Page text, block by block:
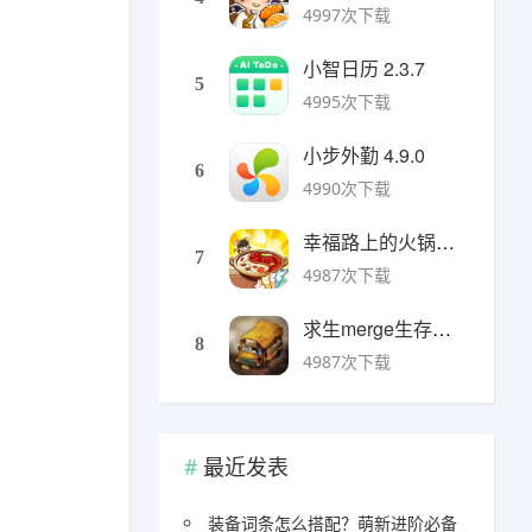
4997次下载
5
小智日历 2.3.7
4995次下载
6
小步外勤 4.9.0
4990次下载
7
幸福路上的火锅店官方版 v5.3.5安卓版
4987次下载
8
求生merge生存之地手机版 v1.48.0安卓版
4987次下载
最近发表
装备词条怎么搭配？萌新进阶必备